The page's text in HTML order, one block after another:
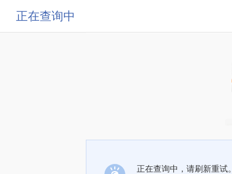
正在查询中
正在查询中，请刷新重试。